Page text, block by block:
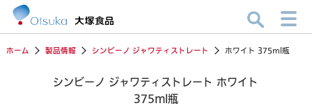
ホーム 製品情報 シンビーノ ジャワティストレート ホワイト 375ml瓶
シンビーノ ジャワティストレート ホワイト
375ml瓶